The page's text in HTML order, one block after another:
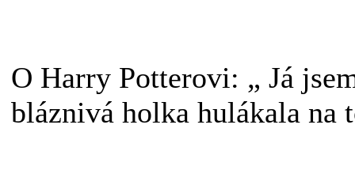
O Harry Potterovi: „ Já
bláznivá holka hulákala na